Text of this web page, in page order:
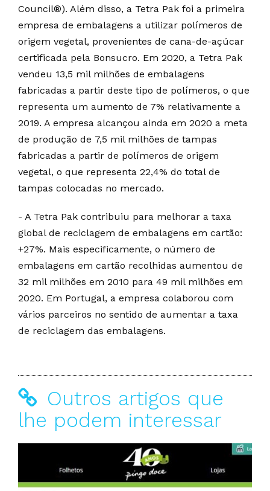
Council®). Além disso, a Tetra Pak foi a primeira
empresa de embalagens a utilizar polímeros de
origem vegetal, provenientes de cana-de-açúcar
certificada pela Bonsucro. Em 2020, a Tetra Pak
vendeu 13,5 mil milhões de embalagens
fabricadas a partir deste tipo de polímeros, o que
representa um aumento de 7% relativamente a
2019. A empresa alcançou ainda em 2020 a meta
de produção de 7,5 mil milhões de tampas
fabricadas a partir de polímeros de origem
vegetal, o que representa 22,4% do total de
tampas colocadas no mercado.
- A Tetra Pak contribuiu para melhorar a taxa
global de reciclagem de embalagens em cartão:
+27%. Mais especificamente, o número de
embalagens em cartão recolhidas aumentou de
32 mil milhões em 2010 para 49 mil milhões em
2020. Em Portugal, a empresa colaborou com
vários parceiros no sentido de aumentar a taxa
de reciclagem das embalagens.
Outros artigos que
lhe podem interessar